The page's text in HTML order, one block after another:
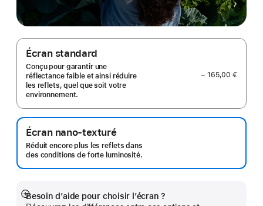
Écran standard
Conçu pour garantir une
réflectance faible et ainsi réduire
les reflets, quel que soit votre
environnement.
− 165,00 €
Écran nano-texturé
Réduit encore plus les reflets dans
des conditions de forte luminosité.
Besoin d’aide pour choisir l’écran ?
Afficher